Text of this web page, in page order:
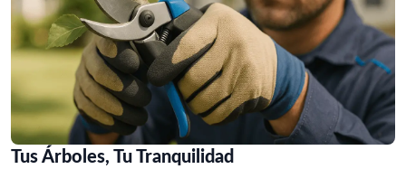
Tus Árboles, Tu Tranquilidad